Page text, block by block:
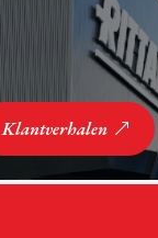
Klantverhalen